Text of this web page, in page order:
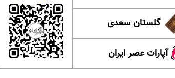
گلستان سعدی
آپارات عصر ایران